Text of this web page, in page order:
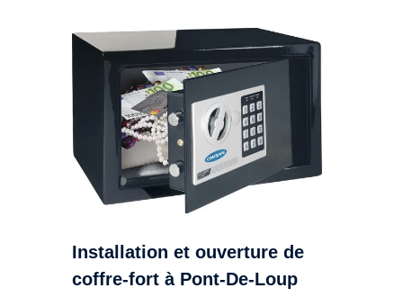
Installation et ouverture de
coffre-fort à Pont-De-Loup